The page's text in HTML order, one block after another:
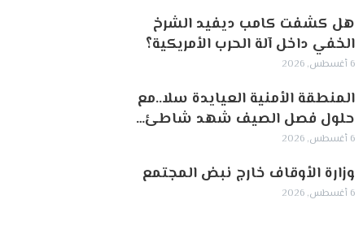
هل كشفت كامب ديفيد الشرخ
الخفي داخل آلة الحرب الأمريكية؟
6 أغسطس, 2026
‏المنطقة الأمنية العيايدة سلا..مع
حلول فصل الصيف شهد شاطئ…
6 أغسطس, 2026
وزارة الأوقاف خارج نبض المجتمع
6 أغسطس, 2026